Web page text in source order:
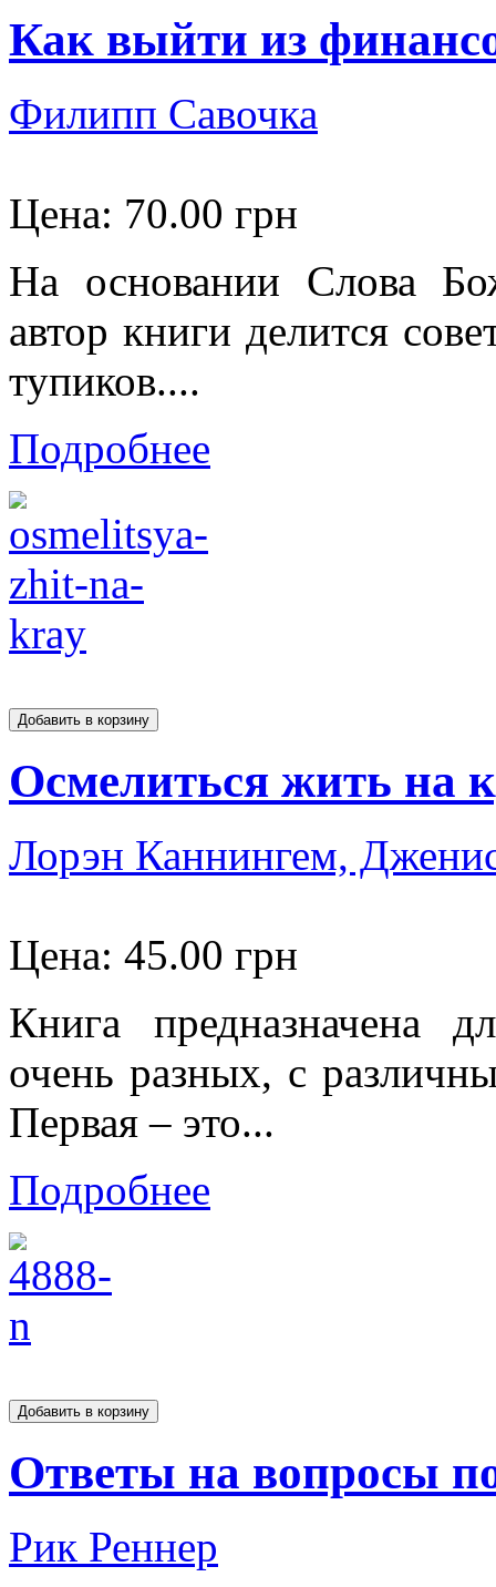
Как выйти из
Филипп Савочка
Цена: 70.00 грн
На основании Слова
автор книги делится
тупиков....
Подробнее
Осмелиться жить на
Лорэн Каннингем,
Цена: 45.00 грн
Книга предназначена
очень разных, с
Первая – это...
Подробнее
Ответы на вопросы
Рик Реннер